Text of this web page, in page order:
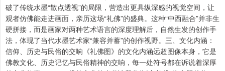
破了传统水墨“散点透视”的局限，营造出更具纵深感的视觉空间，让
观者仿佛能走进画面，亲历这场“礼佛”的盛典。这种“中西融合”并非生
硬拼接，而是画家对两种艺术语言的深度理解后，自然生发的创作手
法，体现了当代水墨艺术家“兼容并蓄”的创作视野。三、文化内涵：
信仰、历史与民俗的交响《礼佛图》的文化内涵远超图像本身，它是
佛教文化、历史记忆与民俗精神的交响，每一处符号都在诉说着深厚